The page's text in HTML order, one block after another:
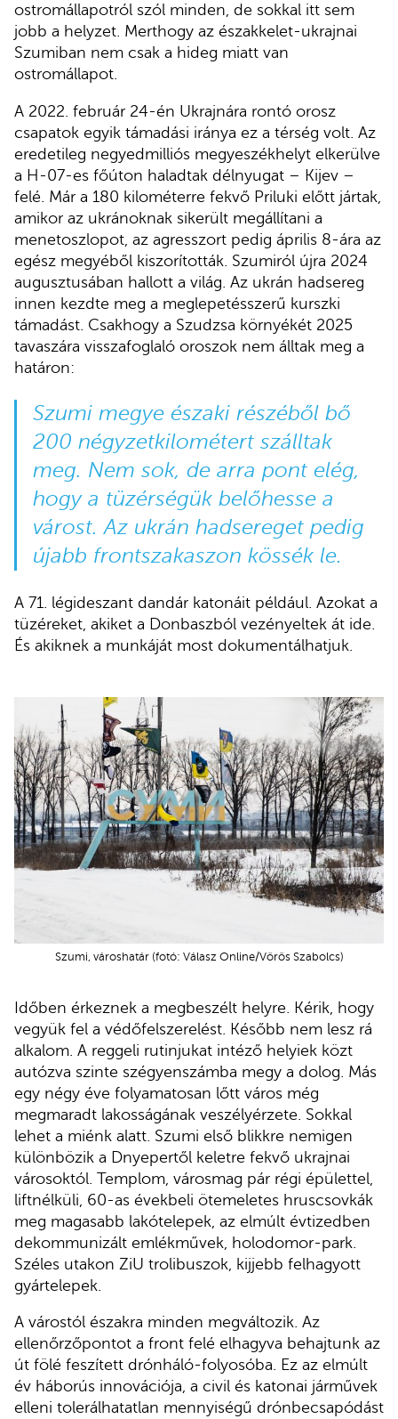
ostromállapotról szól minden, de sokkal itt sem
jobb a helyzet. Merthogy az északkelet-ukrajnai
Szumiban nem csak a hideg miatt van
ostromállapot.
A 2022. február 24-én Ukrajnára rontó orosz
csapatok egyik támadási iránya ez a térség volt. Az
eredetileg negyedmilliós megyeszékhelyt elkerülve
a H-07-es főúton haladtak délnyugat – Kijev –
felé. Már a 180 kilométerre fekvő Priluki előtt jártak,
amikor az ukránoknak sikerült megállítani a
menetoszlopot, az agresszort pedig április 8-ára az
egész megyéből kiszorították. Szumiról újra 2024
augusztusában hallott a világ. Az ukrán hadsereg
innen kezdte meg a meglepetésszerű kurszki
támadást. Csakhogy a Szudzsa környékét 2025
tavaszára visszafoglaló oroszok nem álltak meg a
határon:
Szumi megye északi részéből bő
200 négyzetkilométert szálltak
meg. Nem sok, de arra pont elég,
hogy a tüzérségük belőhesse a
várost. Az ukrán hadsereget pedig
újabb frontszakaszon kössék le.
A 71. légideszant dandár katonáit például. Azokat a
tüzéreket, akiket a Donbaszból vezényeltek át ide.
És akiknek a munkáját most dokumentálhatjuk.
Szumi, városhatár (fotó: Válasz Online/Vörös Szabolcs)
Időben érkeznek a megbeszélt helyre. Kérik, hogy
vegyük fel a védőfelszerelést. Később nem lesz rá
alkalom. A reggeli rutinjukat intéző helyiek közt
autózva szinte szégyenszámba megy a dolog. Más
egy négy éve folyamatosan lőtt város még
megmaradt lakosságának veszélyérzete. Sokkal
lehet a miénk alatt. Szumi első blikkre nemigen
különbözik a Dnyepertől keletre fekvő ukrajnai
városoktól. Templom, városmag pár régi épülettel,
liftnélküli, 60-as évekbeli ötemeletes hruscsovkák
meg magasabb lakótelepek, az elmúlt évtizedben
dekommunizált emlékművek, holodomor-park.
Széles utakon ZiU trolibuszok, kijjebb felhagyott
gyártelepek.
A várostól északra minden megváltozik. Az
ellenőrzőpontot a front felé elhagyva behajtunk az
út fölé feszített drónháló-folyosóba. Ez az elmúlt
év háborús innovációja, a civil és katonai járművek
elleni tolerálhatatlan mennyiségű drónbecsapódást